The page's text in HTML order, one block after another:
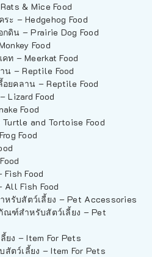
& Mice Food
ะ – Hedgehog Food
กดิน – Prairie Dog Food
Food
ท – Meerkat Food
น – Reptile Food
อยคลาน – Reptile Food
Lizard Food
Food
Turtle and Tortoise Food
Food
Food
All Fish Food
รับสัตว์เลี้ยง – Pet Accessories
ฑ์สำหรับสัตว์เลี้ยง – Pet
ยง – Item For Pets
สัตว์เลี้ยง – Item For Pets